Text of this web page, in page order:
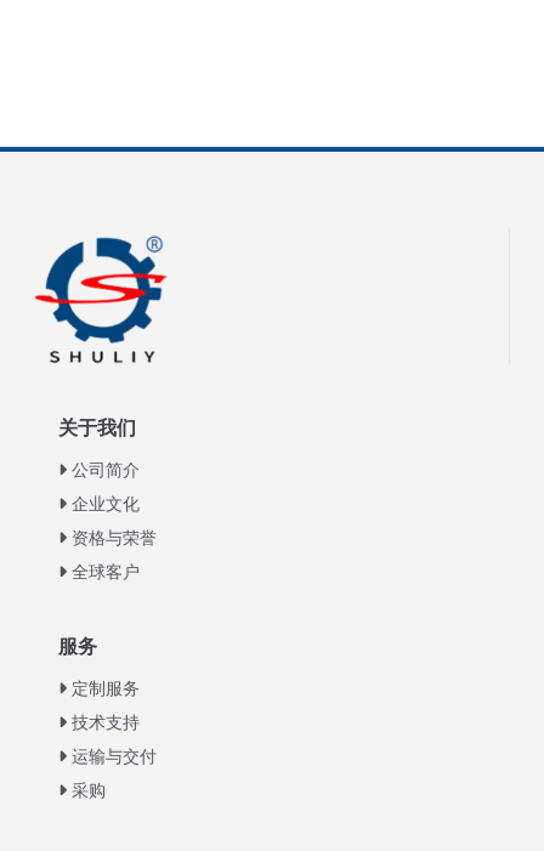
关于我们
公司简介
企业文化
资格与荣誉
全球客户
服务
定制服务
技术支持
运输与交付
采购Turkish
Swahili
Urdu
Greek